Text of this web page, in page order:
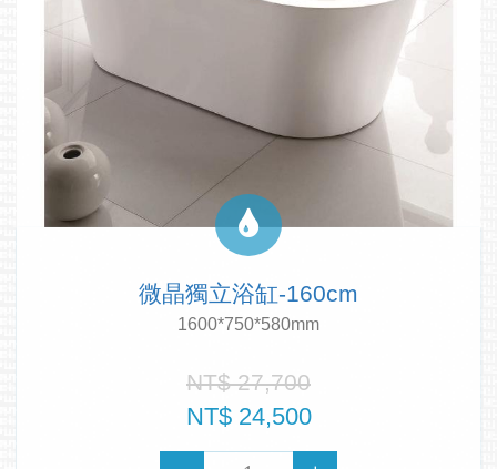
微晶獨立浴缸-160cm
1600*750*580mm
NT$ 27,700
NT$ 24,500